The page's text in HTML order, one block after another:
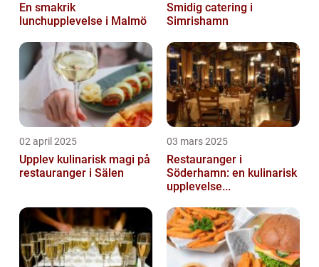
En smakrik
lunchupplevelse i Malmö
Smidig catering i
Simrishamn
02 april 2025
Upplev kulinarisk magi på
restauranger i Sälen
03 mars 2025
Restauranger i
Söderhamn: en kulinarisk
upplevelse...